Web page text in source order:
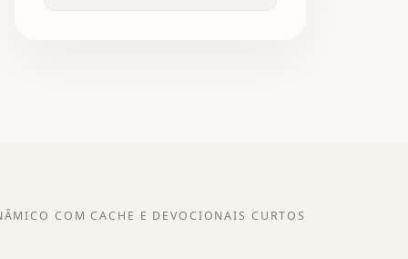
COM CACHE E DEVOCIONAIS CURTOS